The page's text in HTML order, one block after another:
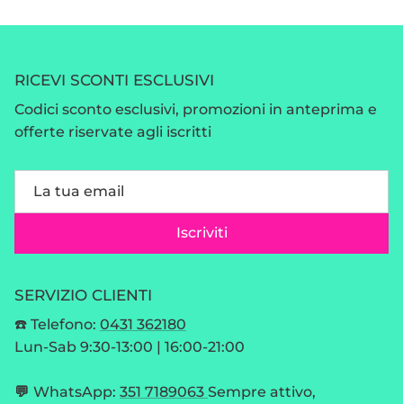
RICEVI SCONTI ESCLUSIVI
Codici sconto esclusivi, promozioni in anteprima e
offerte riservate agli iscritti
Iscriviti
SERVIZIO CLIENTI
☎️ Telefono: 0431 362180
Lun-Sab 9:30-13:00 | 16:00-21:00
💬 WhatsApp: 351 7189063 Sempre attivo,